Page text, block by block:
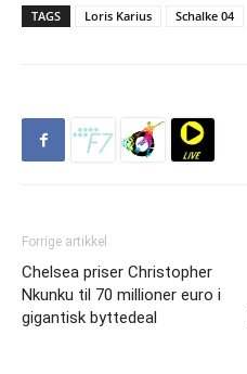
TAGS Loris Karius Schalke 04
Forrige artikkel
Chelsea priser Christopher
Nkunku til 70 millioner euro i
gigantisk byttedeal